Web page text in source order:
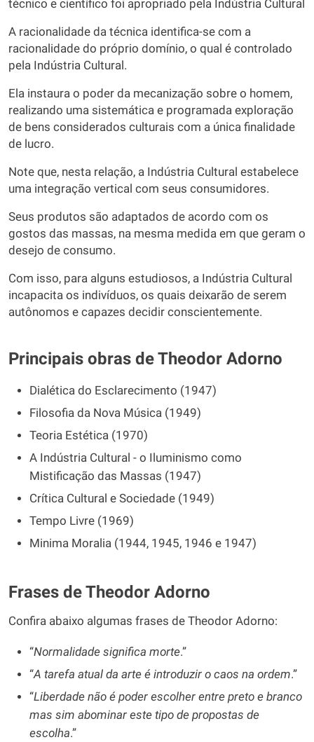
técnico e científico foi apropriado pela Indústria Cultural
A racionalidade da técnica identifica-se com a
racionalidade do próprio domínio, o qual é controlado
pela Indústria Cultural.
Ela instaura o poder da mecanização sobre o homem,
realizando uma sistemática e programada exploração
de bens considerados culturais com a única finalidade
de lucro.
Note que, nesta relação, a Indústria Cultural estabelece
uma integração vertical com seus consumidores.
Seus produtos são adaptados de acordo com os
gostos das massas, na mesma medida em que geram o
desejo de consumo.
Com isso, para alguns estudiosos, a Indústria Cultural
incapacita os indivíduos, os quais deixarão de serem
autônomos e capazes decidir conscientemente.
Principais obras de Theodor Adorno
Dialética do Esclarecimento (1947)
Filosofia da Nova Música (1949)
Teoria Estética (1970)
A Indústria Cultural - o Iluminismo como
Mistificação das Massas (1947)
Crítica Cultural e Sociedade (1949)
Tempo Livre (1969)
Minima Moralia (1944, 1945, 1946 e 1947)
Frases de Theodor Adorno
Confira abaixo algumas frases de Theodor Adorno:
“Normalidade significa morte.”
“A tarefa atual da arte é introduzir o caos na ordem.”
“Liberdade não é poder escolher entre preto e branco
mas sim abominar este tipo de propostas de
escolha.”